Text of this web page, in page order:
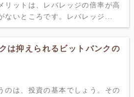
リットは、レバレッジの倍率が高
ないところです。レバレッジ...
は抑えられるビットバンクの
のは、投資の基本でしょう。その